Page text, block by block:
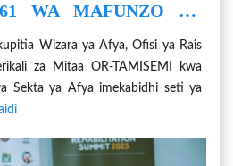
WA MAFUNZO YA
KAZI.
Wizara ya Afya, Ofisi ya Rais
za Mitaa OR-TAMISEMI kwa
Sekta ya Afya imekabidhi seti ya